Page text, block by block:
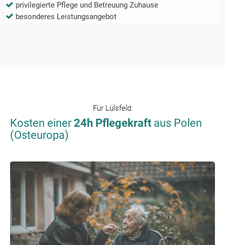
privilegierte Pflege und Betreuung Zuhause
besonderes Leistungsangebot
Für Lülsfeld:
Kosten einer24h Pflegekraft aus Polen
(Osteuropa)